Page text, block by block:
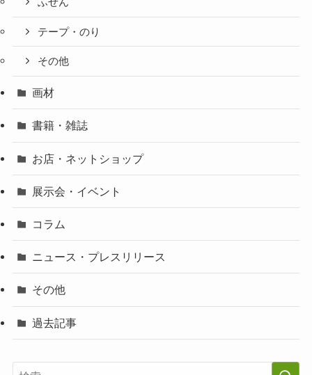
テープ・のり
その他
画材
書籍・雑誌
お店・ネットショップ
展示会・イベント
コラム
ニュース・プレスリリース
その他
過去記事